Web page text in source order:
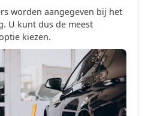
worden aangegeven bij het
U kunt dus de meest
kiezen.